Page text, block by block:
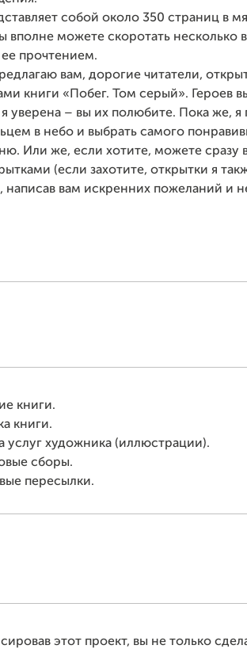
собой около 350 страниц в
вполне можете скоротать несколько
прочтением.
вам, дорогие читатели,
книги «Побег. Том серый». Героев
я уверена ­– вы их полюбите. Пока же, я
в небо и выбрать самого
Или же, если хотите, можете сразу
(если захотите, открытки я
написав вам искренних пожеланий и
книги.
книги.
услуг художника (иллюстрации).
сборы.
пересылки.
этот проект, вы не только